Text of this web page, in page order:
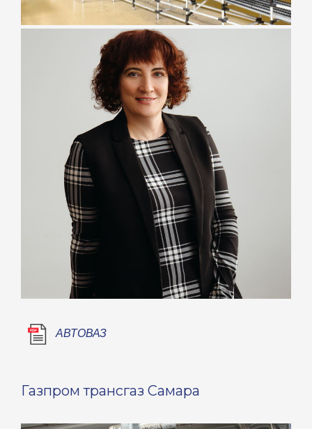
АВТОВАЗ
Газпром трансгаз Самара